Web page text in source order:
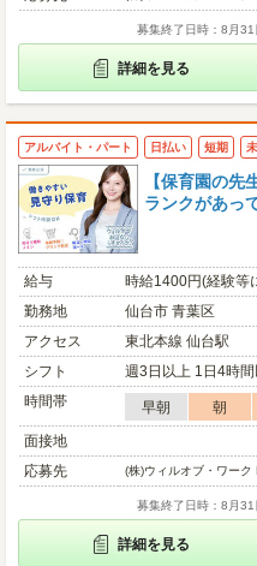
募集終了日時：8月31
詳細を見る
アルバイト・パート 日払い 短期
【保育園の先
ランクがあっ
給与
時給1400円(経験等
勤務地
仙台市 青葉区
アクセス
東北本線 仙台駅
シフト
週3日以上 1日4時
時間帯
早朝 朝
面接地
応募先
(株)ウィルオブ・ワーク
募集終了日時：8月31
詳細を見る